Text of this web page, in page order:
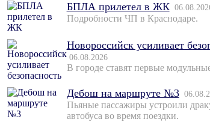
БПЛА прилетел в ЖК
Подробности ЧП в Краснодаре.
Новороссийск усиливает
06.08.2026
В городе ставят первые
Дебош на маршруте №3
Пьяные пассажиры устроили
автобуса во время поездки.